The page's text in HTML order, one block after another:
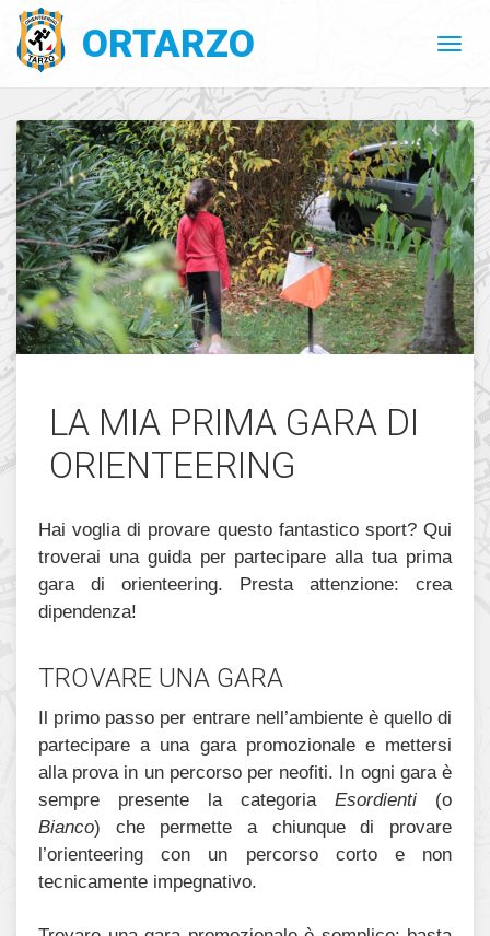
ORTARZO
LA MIA PRIMA GARA DI
ORIENTEERING
Hai voglia di provare questo fantastico sport? Qui
troverai una guida per partecipare alla tua prima
gara di orienteering. Presta attenzione: crea
dipendenza!
TROVARE UNA GARA
Il primo passo per entrare nell’ambiente è quello di
partecipare a una gara promozionale e mettersi
alla prova in un percorso per neofiti. In ogni gara è
sempre presente la categoria Esordienti (o
Bianco) che permette a chiunque di provare
l’orienteering con un percorso corto e non
tecnicamente impegnativo.